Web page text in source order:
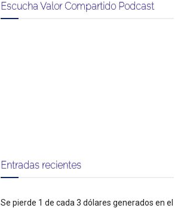
Escucha Valor Compartido Podcast
Entradas recientes
Se pierde 1 de cada 3 dólares generados en el